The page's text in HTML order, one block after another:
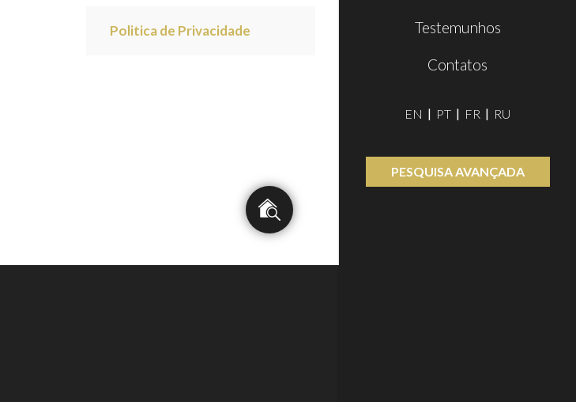
Testemunhos
Contatos
EN PT FR RU
PESQUISA AVANÇADA
Politica de Privacidade